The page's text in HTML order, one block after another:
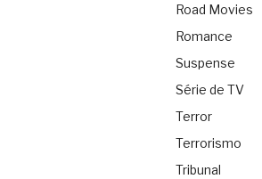
Road Movies
Romance
Suspense
Série de TV
Terror
Terrorismo
Tribunal